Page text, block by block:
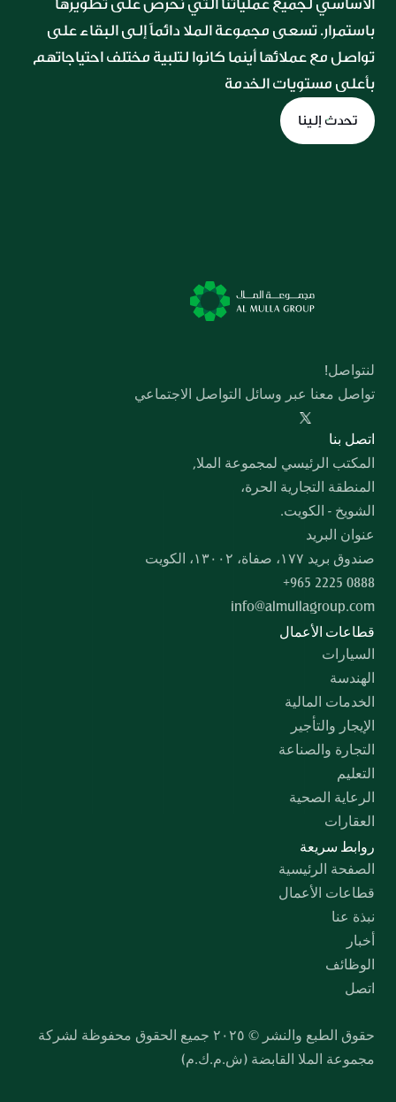
بأعلى مستويات الخدمة
تحدث إلينا
لنتواصل!
تواصل معنا عبر وسائل التواصل الاجتماعي
  اﺗﺼﻞ ﺑﻨﺎ
المكتب الرئيسي لمجموعة الملا,
المنطقة التجارية الحرة،
الشويخ - الكويت.
عنوان البريد
صندوق بريد ۱۷۷، صفاة، ۱۳۰۰۲، الكويت
+965 2225 0888
info@almullagroup.com
قطاعات الأعمال
السيارات
الهندسة
الخدمات المالية
الإيجار والتأجير
التجارة والصناعة
التعليم
الرعاية الصحية
العقارات
روابط سريعة
الصفحة الرئيسية
قطاعات الأعمال
نبذة عنا
أخبار
الوظائف
اتصل
مجموعة الملا القابضة (ش.م.ك.م)